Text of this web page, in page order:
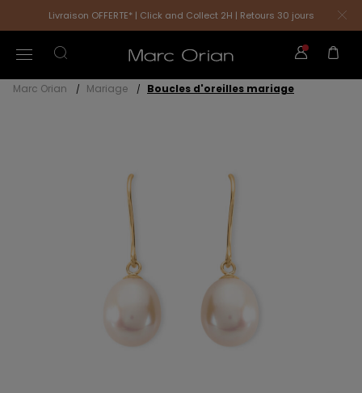
Livraison OFFERTE* | Click and Collect 2H | Retours 30 jours
Marc Orian Mariage Boucles d'oreilles mariage